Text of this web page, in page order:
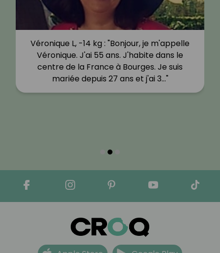
Véronique L, -14 kg : "Bonjour, je m'appelle
Véronique. J'ai 55 ans. J'habite dans le
centre de la France à Bourges. Je suis
mariée depuis 27 ans et j'ai 3…"